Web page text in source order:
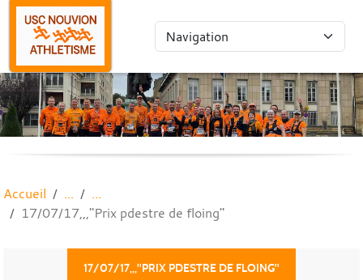
Accueil
17/07/17,,,"Prix pdestre de floing"
17/07/17,,,"PRIX PDESTRE DE FLOING"
Panneau de gestion des cookies